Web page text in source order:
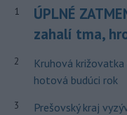
1
ÚPLNÉ
zahalí tma,
2
Kruhová
hotová budúci rok
3
Prešovský kraj